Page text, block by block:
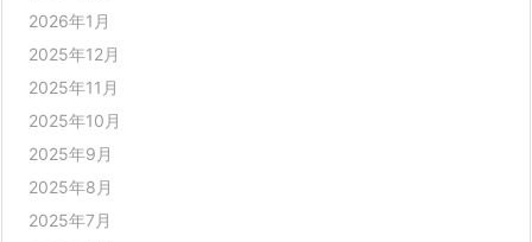
2026年1月
2025年12月
2025年11月
2025年10月
2025年9月
2025年8月
2025年7月